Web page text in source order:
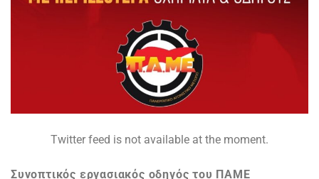
Twitter feed is not available at the moment.
Συνοπτικός εργασιακός οδηγός του ΠΑΜΕ